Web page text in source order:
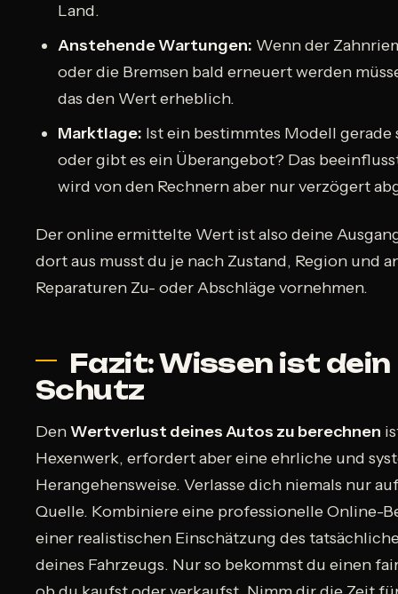
Land.
Anstehende Wartungen: Wenn der
oder die Bremsen bald erneuert werden
das den Wert erheblich.
Marktlage: Ist ein bestimmtes Modell gerade
oder gibt es ein Überangebot? Das
wird von den Rechnern aber nur verzögert
Der online ermittelte Wert ist also deine
dort aus musst du je nach Zustand, Region und
Reparaturen Zu- oder Abschläge vornehmen.
Fazit: Wissen ist
Schutz
DenWertverlust deines Autos zu berechnen
Hexenwerk, erfordert aber eine ehrliche und
Herangehensweise. Verlasse dich niemals nur
Quelle. Kombiniere eine professionelle Online-
einer realistischen Einschätzung des
deines Fahrzeugs. Nur so bekommst du einen